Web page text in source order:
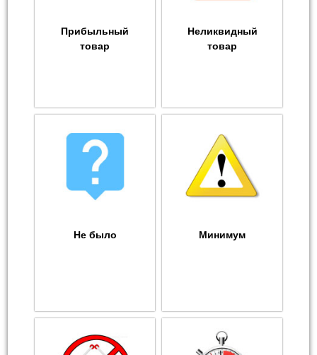
Прибыльный
товар
Неликвидный
товар
Не было Минимум